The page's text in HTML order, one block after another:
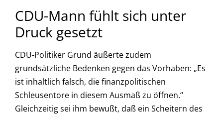
CDU-Mann fühlt sich unter
Druck gesetzt
CDU-Politiker Grund äußerte zudem
grundsätzliche Bedenken gegen das Vorhaben: „Es
ist inhaltlich falsch, die finanzpolitischen
Schleusentore in diesem Ausmaß zu öffnen.“
Gleichzeitig sei ihm bewußt, daß ein Scheitern des